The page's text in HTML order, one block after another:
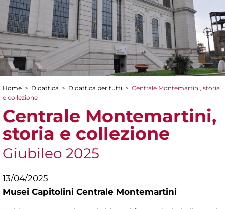
Tu sei qui
Home > Didattica > Didattica per tutti > Centrale Montemartini, storia
e collezione
Centrale Montemartini,
storia e collezione
Giubileo 2025
13/04/2025
Musei Capitolini Centrale Montemartini